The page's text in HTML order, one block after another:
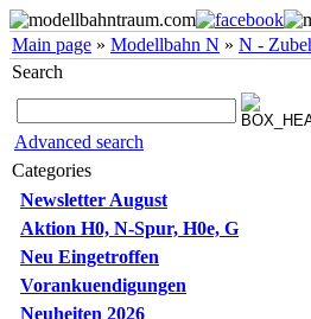
Main page » Modellbahn N » N -
Search
Advanced search
Categories
Newsletter August
Aktion H0, N-Spur, H0e, G
Neu Eingetroffen
Vorankuendigungen
Neuheiten 2026